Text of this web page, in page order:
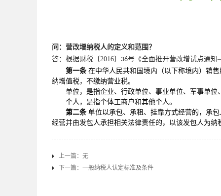
问：营改增纳税人的定义和范围？
答：根据财税〔2016〕 36号《全面推开营改增试点通
第一条 在中华人民共和国境内（以下称境内）销
纳增值税，不缴纳营业税。
单位，是指企业、行政单位、事业单位、军事单位
个人，是指个体工商户和其他个人。
第二条 单位以承包、承租、挂靠方式经营的，承
经营并由发包人承担相关法律责任的，以该发包人为
上一篇：无
下一篇： 一般纳税人认定标准及条件